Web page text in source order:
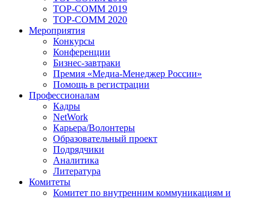
TOP-COMM 2019
TOP-COMM 2020
Мероприятия
Конкурсы
Конференции
Бизнес-завтраки
Премия «Медиа-Менеджер России»
Помощь в регистрации
Профессионалам
Кадры
NetWork
Карьера/Волонтеры
Образовательный проект
Подрядчики
Аналитика
Литература
Комитеты
Комитет по внутренним коммуникациям и